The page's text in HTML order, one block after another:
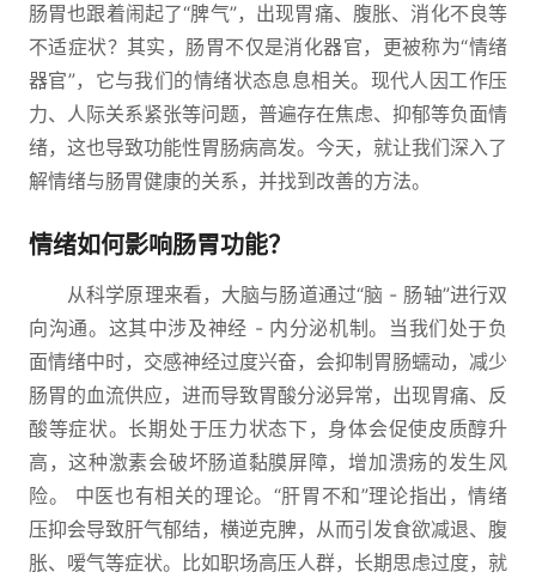
肠胃也跟着闹起了“脾气”，出现胃痛、腹胀、消化不良等
不适症状？其实，肠胃不仅是消化器官，更被称为“情绪
器官”，它与我们的情绪状态息息相关。现代人因工作压
力、人际关系紧张等问题，普遍存在焦虑、抑郁等负面情
绪，这也导致功能性胃肠病高发。今天，就让我们深入了
解情绪与肠胃健康的关系，并找到改善的方法。
情绪如何影响肠胃功能？
从科学原理来看，大脑与肠道通过“脑 - 肠轴”进行双
向沟通。这其中涉及神经 - 内分泌机制。当我们处于负
面情绪中时，交感神经过度兴奋，会抑制胃肠蠕动，减少
肠胃的血流供应，进而导致胃酸分泌异常，出现胃痛、反
酸等症状。长期处于压力状态下，身体会促使皮质醇升
高，这种激素会破坏肠道黏膜屏障，增加溃疡的发生风
险。 中医也有相关的理论。“肝胃不和”理论指出，情绪
压抑会导致肝气郁结，横逆克脾，从而引发食欲减退、腹
胀、嗳气等症状。比如职场高压人群，长期思虑过度，就